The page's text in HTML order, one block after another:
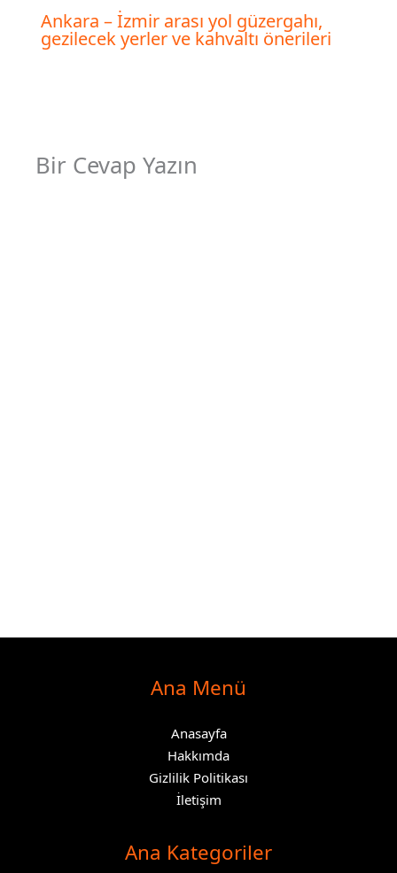
Ankara – İzmir arası yol güzergahı,
gezilecek yerler ve kahvaltı önerileri
Bir Cevap Yazın
Ana Menü
Anasayfa
Hakkımda
Gizlilik Politikası
İletişim
Ana Kategoriler